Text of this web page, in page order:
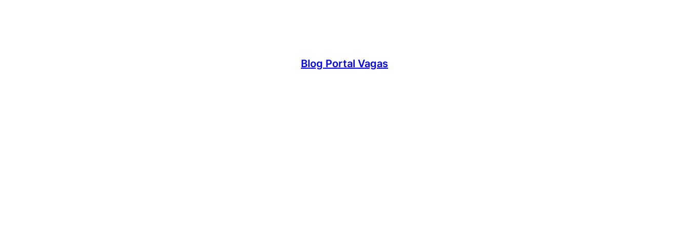
Blog Portal Vagas